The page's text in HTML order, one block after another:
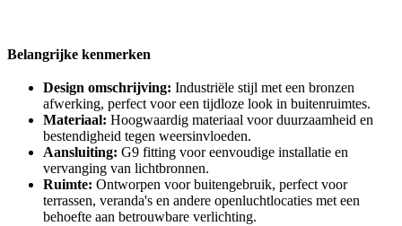
Belangrijke kenmerken
Design omschrijving: Industriële stijl met een bronzen
afwerking, perfect voor een tijdloze look in buitenruimtes.
Materiaal: Hoogwaardig materiaal voor duurzaamheid en
bestendigheid tegen weersinvloeden.
Aansluiting: G9 fitting voor eenvoudige installatie en
vervanging van lichtbronnen.
Ruimte: Ontworpen voor buitengebruik, perfect voor
terrassen, veranda's en andere openluchtlocaties met een
behoefte aan betrouwbare verlichting.